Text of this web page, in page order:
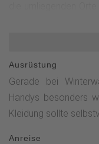
Wälder talwärts in
automatisch auf
Wanderwege führen
Weg führt durch
Überquerung
Ausrüstung
Gerade bei
Handys besonders
Kleidung sollte
Anreise